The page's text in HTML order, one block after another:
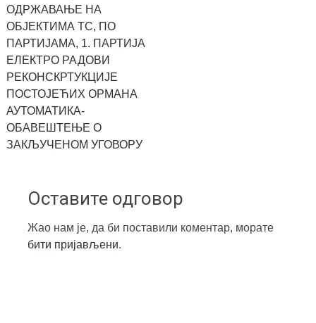
ОДРЖАВАЊЕ НА
ОБЈЕКТИМА ТС, ПО
ПАРТИЈАМА, 1. ПАРТИЈА
ЕЛЕКТРО РАДОВИ
РЕКОНСКРТУКЦИЈЕ
ПОСТОЈЕЋИХ ОРМАНА
АУТОМАТИКА-
ОБАВЕШТЕЊЕ О
ЗАКЉУЧЕНОМ УГОВОРУ
Оставите одговор
Жао нам је, да би поставили коментар, морате
бити пријављени.